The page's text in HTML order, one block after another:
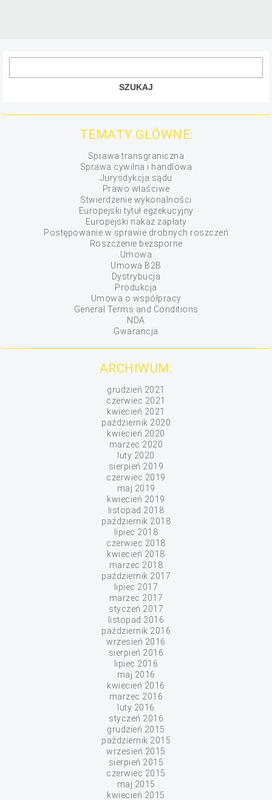
TEMATY GŁÓWNE:
Sprawa transgraniczna
Sprawa cywilna i handlowa
Jurysdykcja sądu
Prawo właściwe
Stwierdzenie wykonalności
Europejski tytuł egzekucyjny
Europejski nakaz zapłaty
Postępowanie w sprawie drobnych roszczeń
Roszczenie bezsporne
Umowa
Umowa B2B
Dystrybucja
Produkcja
Umowa o współpracy
General Terms and Conditions
NDA
Gwarancja
ARCHIWUM:
grudzień 2021
czerwiec 2021
kwiecień 2021
październik 2020
kwiecień 2020
marzec 2020
luty 2020
sierpień 2019
czerwiec 2019
maj 2019
kwiecień 2019
listopad 2018
październik 2018
lipiec 2018
czerwiec 2018
kwiecień 2018
marzec 2018
październik 2017
lipiec 2017
marzec 2017
styczeń 2017
listopad 2016
październik 2016
wrzesień 2016
sierpień 2016
lipiec 2016
maj 2016
kwiecień 2016
marzec 2016
luty 2016
styczeń 2016
grudzień 2015
październik 2015
wrzesień 2015
sierpień 2015
czerwiec 2015
maj 2015
kwiecień 2015